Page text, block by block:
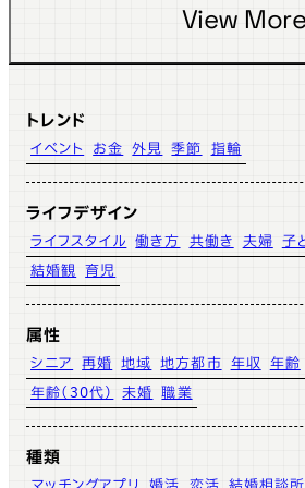
View More
トレンド
イベント お金 外見 季節 指輪
ライフデザイン
ライフスタイル 働き方 共働き 夫婦 子
結婚観 育児
属性
シニア 再婚 地域 地方都市 年収 年齢
年齢（30代） 未婚 職業
種類